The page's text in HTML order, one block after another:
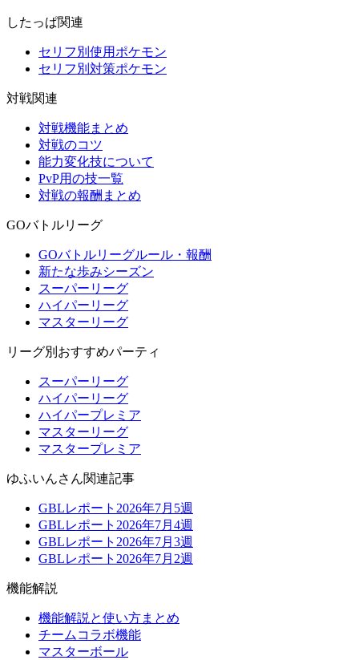
したっぱ関連
セリフ別使用ポケモン
セリフ別対策ポケモン
対戦関連
対戦機能まとめ
対戦のコツ
能力変化技について
PvP用の技一覧
対戦の報酬まとめ
GOバトルリーグ
GOバトルリーグルール・報酬
新たな歩みシーズン
スーパーリーグ
ハイパーリーグ
マスターリーグ
リーグ別おすすめパーティ
スーパーリーグ
ハイパーリーグ
ハイパープレミア
マスターリーグ
マスタープレミア
ゆふいんさん関連記事
GBLレポート2026年7月5週
GBLレポート2026年7月4週
GBLレポート2026年7月3週
GBLレポート2026年7月2週
機能解説
機能解説と使い方まとめ
チームコラボ機能
マスターボール